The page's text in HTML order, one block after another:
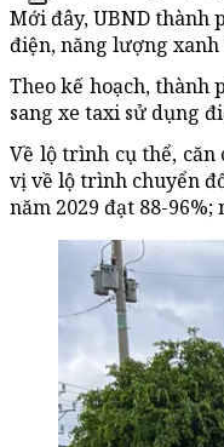
Mới đây, UBND thành
điện, năng lượng
Theo kế hoạch, thành
sang xe taxi sử dụng
Về lộ trình cụ thể,
vị về lộ trình chuyển
năm 2029 đạt 88-96%;